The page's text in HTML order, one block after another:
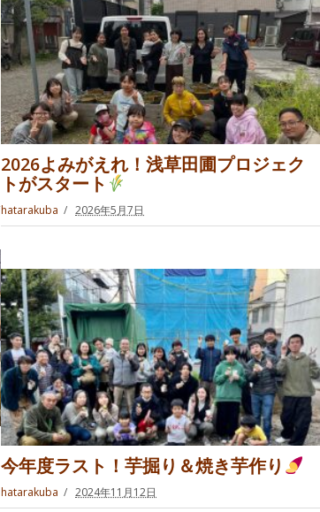
2026よみがえれ！浅草田圃プロジェク
トがスタート
hatarakuba 2026年5月7日
今年度ラスト！芋掘り＆焼き芋作り
hatarakuba 2024年11月12日